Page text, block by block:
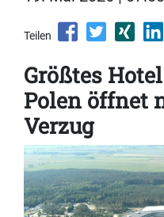
Teilen
Größtes
Polen öffnet
Verzug